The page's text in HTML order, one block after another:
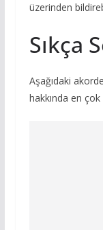
üzerinden
Sıkça
Aşağıdaki
hakkında en